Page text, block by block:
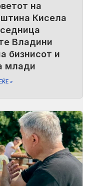
на
Кисела
Владини
бизнисот и
млади
»